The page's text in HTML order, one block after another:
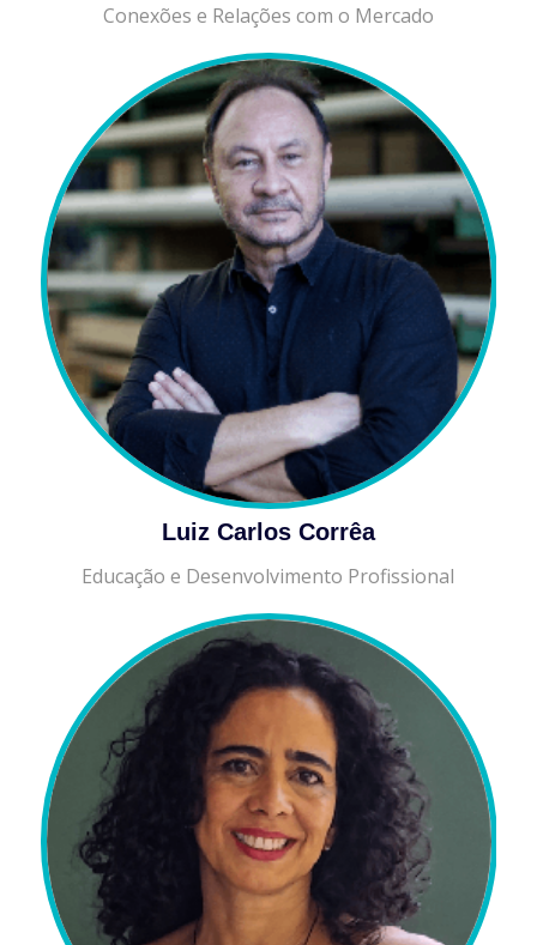
Conexões e Relações com o Mercado
Luiz Carlos Corrêa
Educação e Desenvolvimento Profissional